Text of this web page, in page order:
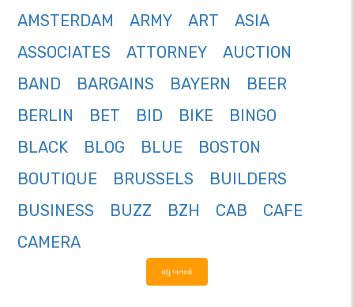
AMSTERDAM
ARMY ART
ASIA
ASSOCIATES
ATTORNEY
AUCTION
BAND
BARGAINS BAYERN
BEER
BERLIN
BET BID BIKE
BINGO
BLACK
BLOG BLUE
BOSTON
BOUTIQUE
BRUSSELS
BUILDERS
BUSINESS
BUZZ BZH CAB
CAFE
CAMERA
વધુ બતાવો